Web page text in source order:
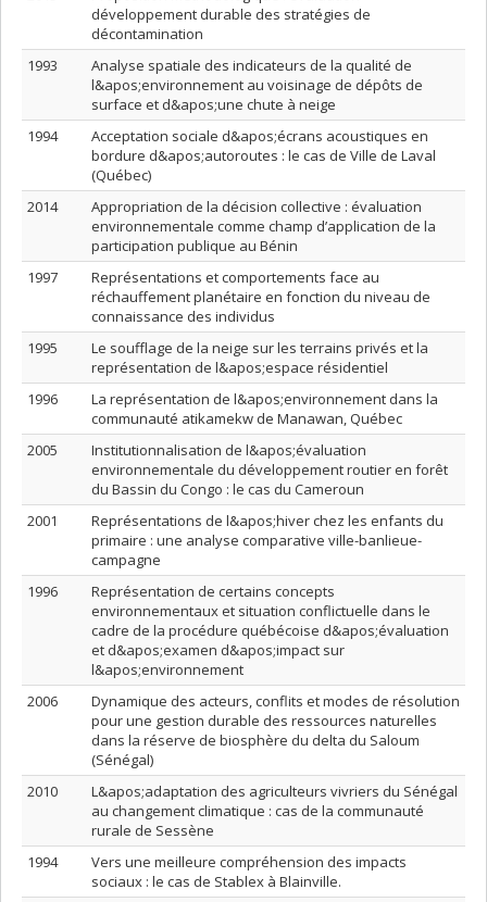
développement durable des stratégies de
décontamination
1993
Analyse spatiale des indicateurs de la qualité de
l&apos;environnement au voisinage de dépôts de
surface et d&apos;une chute à neige
1994
Acceptation sociale d&apos;écrans acoustiques en
bordure d&apos;autoroutes : le cas de Ville de Laval
(Québec)
2014
Appropriation de la décision collective : évaluation
environnementale comme champ d’application de la
participation publique au Bénin
1997
Représentations et comportements face au
réchauffement planétaire en fonction du niveau de
connaissance des individus
1995
Le soufflage de la neige sur les terrains privés et la
représentation de l&apos;espace résidentiel
1996
La représentation de l&apos;environnement dans la
communauté atikamekw de Manawan, Québec
2005
Institutionnalisation de l&apos;évaluation
environnementale du développement routier en forêt
du Bassin du Congo : le cas du Cameroun
2001
Représentations de l&apos;hiver chez les enfants du
primaire : une analyse comparative ville-banlieue-
campagne
1996
Représentation de certains concepts
environnementaux et situation conflictuelle dans le
cadre de la procédure québécoise d&apos;évaluation
et d&apos;examen d&apos;impact sur
l&apos;environnement
2006
Dynamique des acteurs, conflits et modes de résolution
pour une gestion durable des ressources naturelles
dans la réserve de biosphère du delta du Saloum
(Sénégal)
2010
L&apos;adaptation des agriculteurs vivriers du Sénégal
au changement climatique : cas de la communauté
rurale de Sessène
1994
Vers une meilleure compréhension des impacts
sociaux : le cas de Stablex à Blainville.